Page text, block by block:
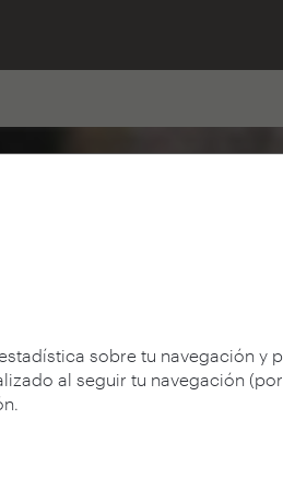
sobre tu navegación y
al seguir tu navegación